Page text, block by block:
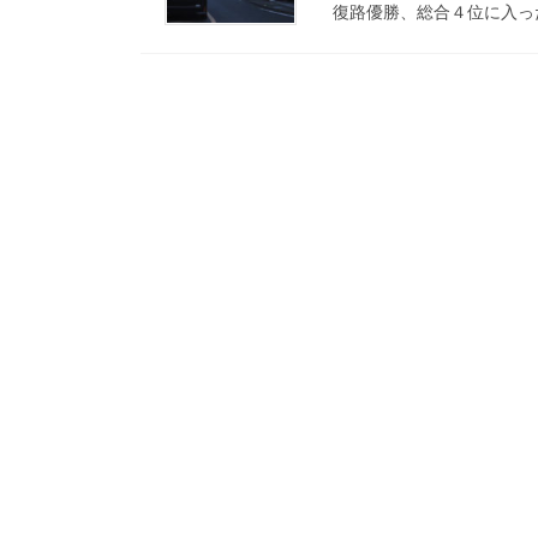
復路優勝、総合４位に入っ